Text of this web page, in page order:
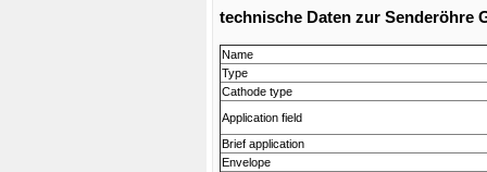
technische Daten zur Senderöhre
Name
Type
Cathode type
Application field
Brief application
Envelope